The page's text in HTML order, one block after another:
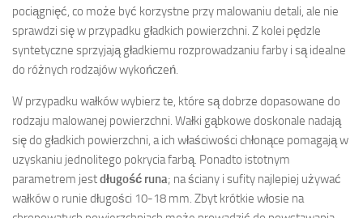
pociągnięć, co może być korzystne przy malowaniu detali, ale nie
sprawdzi się w przypadku gładkich powierzchni. Z kolei pędzle
syntetyczne sprzyjają gładkiemu rozprowadzaniu farby i są idealne
do różnych rodzajów wykończeń.
W przypadku wałków wybierz te, które są dobrze dopasowane do
rodzaju malowanej powierzchni. Wałki gąbkowe doskonale nadają
się do gładkich powierzchni, a ich właściwości chłonące pomagają w
uzyskaniu jednolitego pokrycia farbą. Ponadto istotnym
parametrem jestdługość runa; na ściany i sufity najlepiej używać
wałków o runie długości 10-18 mm. Zbyt krótkie włosie na